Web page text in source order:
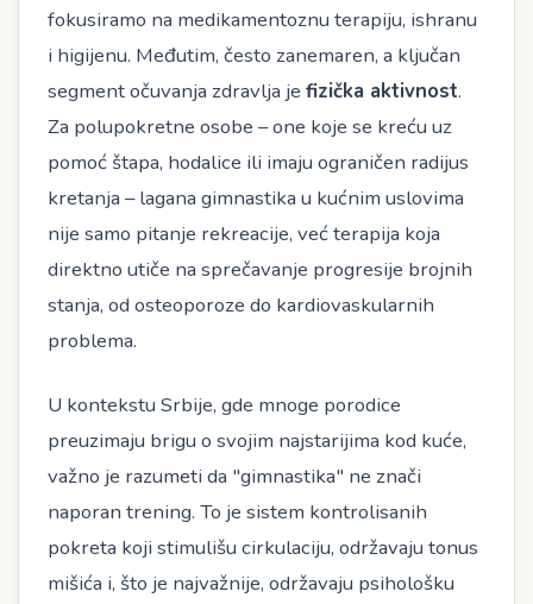
fokusiramo na medikamentoznu terapiju, ishranu
i higijenu. Međutim, često zanemaren, a ključan
segment očuvanja zdravlja je fizička aktivnost.
Za polupokretne osobe – one koje se kreću uz
pomoć štapa, hodalice ili imaju ograničen radijus
kretanja – lagana gimnastika u kućnim uslovima
nije samo pitanje rekreacije, već terapija koja
direktno utiče na sprečavanje progresije brojnih
stanja, od osteoporoze do kardiovaskularnih
problema.
U kontekstu Srbije, gde mnoge porodice
preuzimaju brigu o svojim najstarijima kod kuće,
važno je razumeti da "gimnastika" ne znači
naporan trening. To je sistem kontrolisanih
pokreta koji stimulišu cirkulaciju, održavaju tonus
mišića i, što je najvažnije, održavaju psihološku